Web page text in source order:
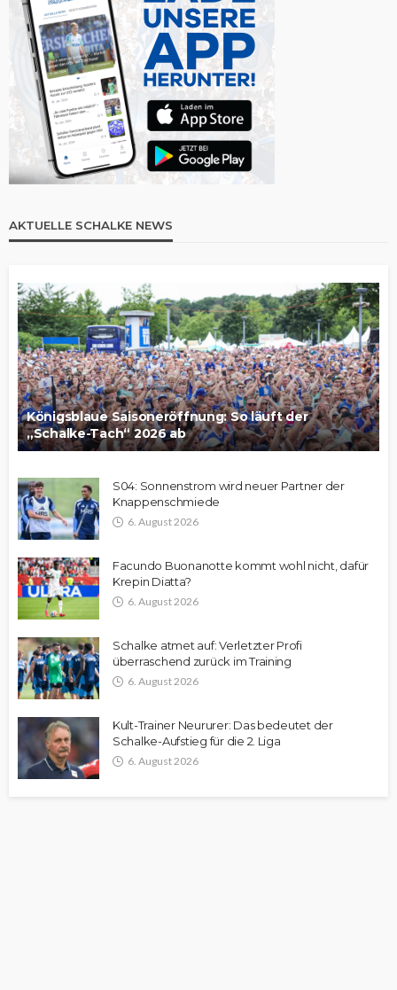
AKTUELLE SCHALKE NEWS
Königsblaue Saisoneröffnung: So läuft der
„Schalke-Tach“ 2026 ab
S04: Sonnenstrom wird neuer Partner der
Knappenschmiede
6. August 2026
Facundo Buonanotte kommt wohl nicht, dafür
Krepin Diatta?
6. August 2026
Schalke atmet auf: Verletzter Profi
überraschend zurück im Training
6. August 2026
Kult-Trainer Neururer: Das bedeutet der
Schalke-Aufstieg für die 2. Liga
6. August 2026